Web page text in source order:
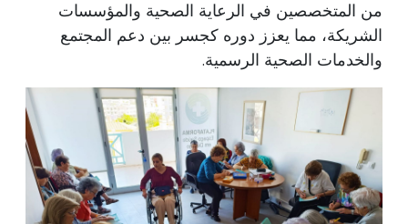
من المتخصصين في الرعاية الصحية والمؤسسات
الشريكة، مما يعزز دوره كجسر بين دعم المجتمع
والخدمات الصحية الرسمية.